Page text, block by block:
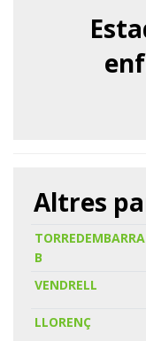
Altres
TORREDEMBARRA
B
VENDRELL
LLORENÇ